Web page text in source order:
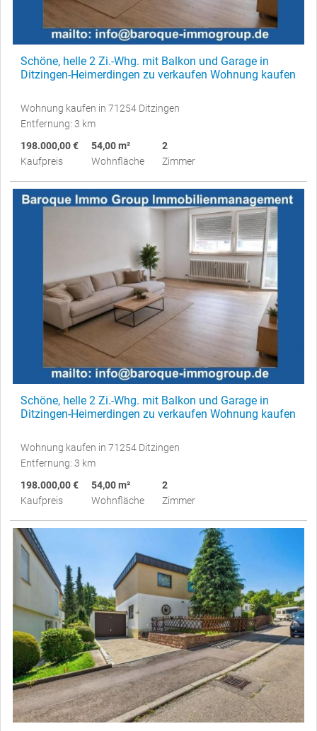
Schöne, helle 2 Zi.-Whg. mit Balkon und Garage in
Ditzingen-Heimerdingen zu verkaufen Wohnung kaufen
Wohnung kaufen in 71254 Ditzingen
Entfernung: 3 km
198.000,00 €
Kaufpreis
54,00 m²
Wohnfläche
2
Zimmer
Schöne, helle 2 Zi.-Whg. mit Balkon und Garage in
Ditzingen-Heimerdingen zu verkaufen Wohnung kaufen
Wohnung kaufen in 71254 Ditzingen
Entfernung: 3 km
198.000,00 €
Kaufpreis
54,00 m²
Wohnfläche
2
Zimmer